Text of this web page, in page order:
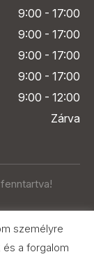
9:00 - 17:00
9:00 - 17:00
9:00 - 17:00
9:00 - 17:00
9:00 - 12:00
Zárva
személyre
a forgalom